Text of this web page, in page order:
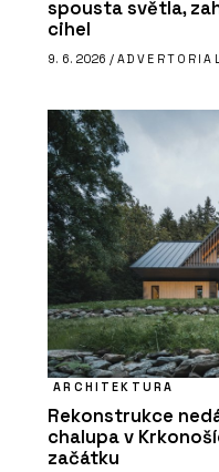
spousta světla,
cihel
9. 6. 2026 / ADVERTORIAL
ARCHITEKTURA
Rekonstrukce
chalupa v
začátku